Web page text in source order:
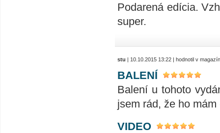
Podarená edícia.
super.
stu | 10.10.2015 13:22 | hodnotil v
BALENÍ
Balení u tohoto
jsem rád, že ho
VIDEO